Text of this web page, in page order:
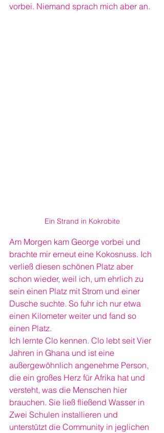
vorbei. Niemand sprach mich aber an.
Ein Strand in Kokrobite
Am Morgen kam George vorbei und
brachte mir erneut eine Kokosnuss. Ich
verließ diesen schönen Platz aber
schon wieder, weil ich, um ehrlich zu
sein einen Platz mit Strom und einer
Dusche suchte. So fuhr ich nur etwa
einen Kilometer weiter und fand so
einen Platz.
Ich lernte Clo kennen. Clo lebt seit Vier
Jahren in Ghana und ist eine
außergewöhnlich angenehme Person,
die ein großes Herz für Afrika hat und
versteht, was die Menschen hier
brauchen. Sie ließ fließend Wasser in
Zwei Schulen installieren und
unterstützt die Community in jeglichen